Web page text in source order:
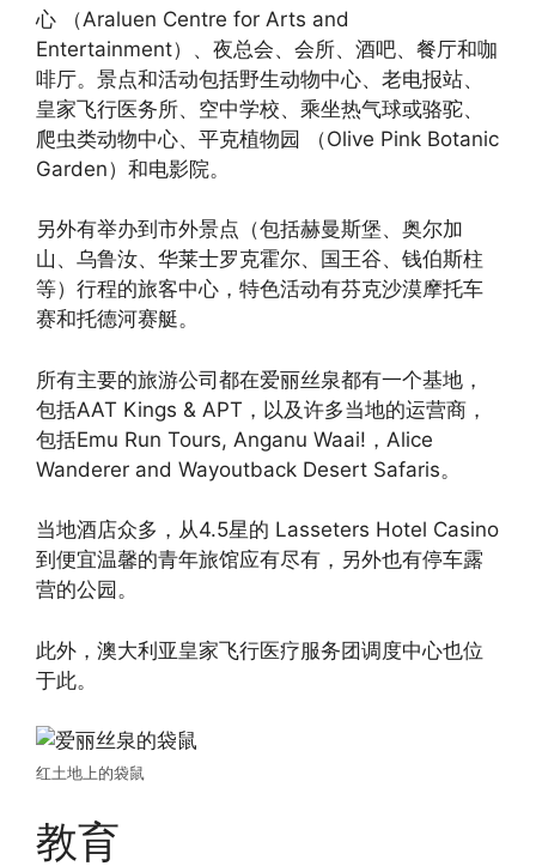
心 （Araluen Centre for Arts and
Entertainment）、夜总会、会所、酒吧、餐厅和咖
啡厅。景点和活动包括野生动物中心、老电报站、
皇家飞行医务所、空中学校、乘坐热气球或骆驼、
爬虫类动物中心、平克植物园 （Olive Pink Botanic
Garden）和电影院。
另外有举办到市外景点（包括赫曼斯堡、奥尔加
山、乌鲁汝、华莱士罗克霍尔、国王谷、钱伯斯柱
等）行程的旅客中心， 特色活动有芬克沙漠摩托车
赛和托德河赛艇。
所有主要的旅游公司都在爱丽丝泉都有一个基地，
包括AAT Kings & APT，以及许多当地的运营商，
包括Emu Run Tours, Anganu Waai!，Alice
Wanderer and Wayoutback Desert Safaris。
当地酒店众多，从4.5星的 Lasseters Hotel Casino
到便宜温馨的青年旅馆应有尽有，另外也有停车露
营的公园。
此外，澳大利亚皇家飞行医疗服务团调度中心也位
于此。
红土地上的袋鼠
教育